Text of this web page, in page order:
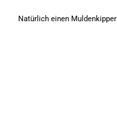
Natürlich einen Muldenkipper